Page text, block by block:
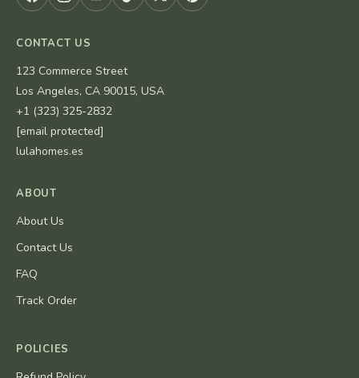
CONTACT US
123 Commerce Street
Los Angeles, CA 90015, USA
+1 (323) 325-2832
[email protected]
lulahomes.es
ABOUT
About Us
Contact Us
FAQ
Track Order
POLICIES